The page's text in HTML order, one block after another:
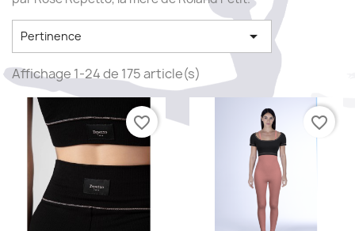
Pertinence 
Affichage 1-24 de 175 article(s)
favorite_border favorite_border